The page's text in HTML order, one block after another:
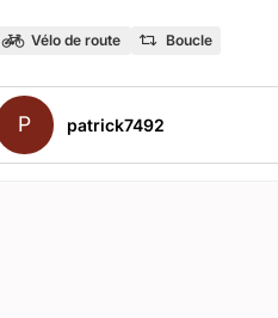
Vélo de route Boucle
P patrick7492